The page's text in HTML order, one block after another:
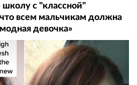
с "классной"
всем мальчикам должна
девочка»